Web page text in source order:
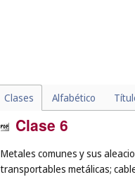
Clases Alfabético
Clase 6
Metales comunes y sus
transportables metálicas;